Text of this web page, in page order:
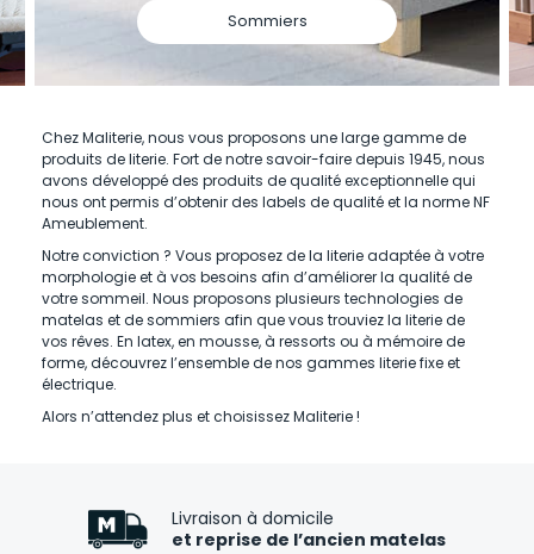
Sommiers
Chez Maliterie, nous vous proposons une large gamme de
produits de literie. Fort de notre savoir-faire depuis 1945, nous
avons développé des produits de qualité exceptionnelle qui
nous ont permis d’obtenir des labels de qualité et la norme NF
Ameublement.
Notre conviction ? Vous proposez de la literie adaptée à votre
morphologie et à vos besoins afin d’améliorer la qualité de
votre sommeil. Nous proposons plusieurs technologies de
matelas et de sommiers afin que vous trouviez la literie de
vos rêves. En latex, en mousse, à ressorts ou à mémoire de
forme, découvrez l’ensemble de nos gammes literie fixe et
électrique.
Alors n’attendez plus et choisissez Maliterie !
Livraison à domicile
et reprise de l’ancien matelas